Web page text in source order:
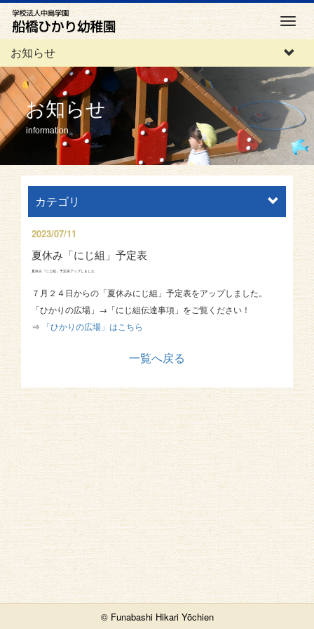
M
e
n
u
お知らせ
お知らせ
information
カテゴリ
2023/07/11
夏休み「にじ組」予定表
夏休み「にじ組」予定表アップしました
７月２４日からの「夏休みにじ組」予定表をアップしました。
「ひかりの広場」→「にじ組伝達事項」をご覧ください！
⇒
「ひかりの広場」はこちら
一覧へ戻る
© Funabashi Hikari Yōchien